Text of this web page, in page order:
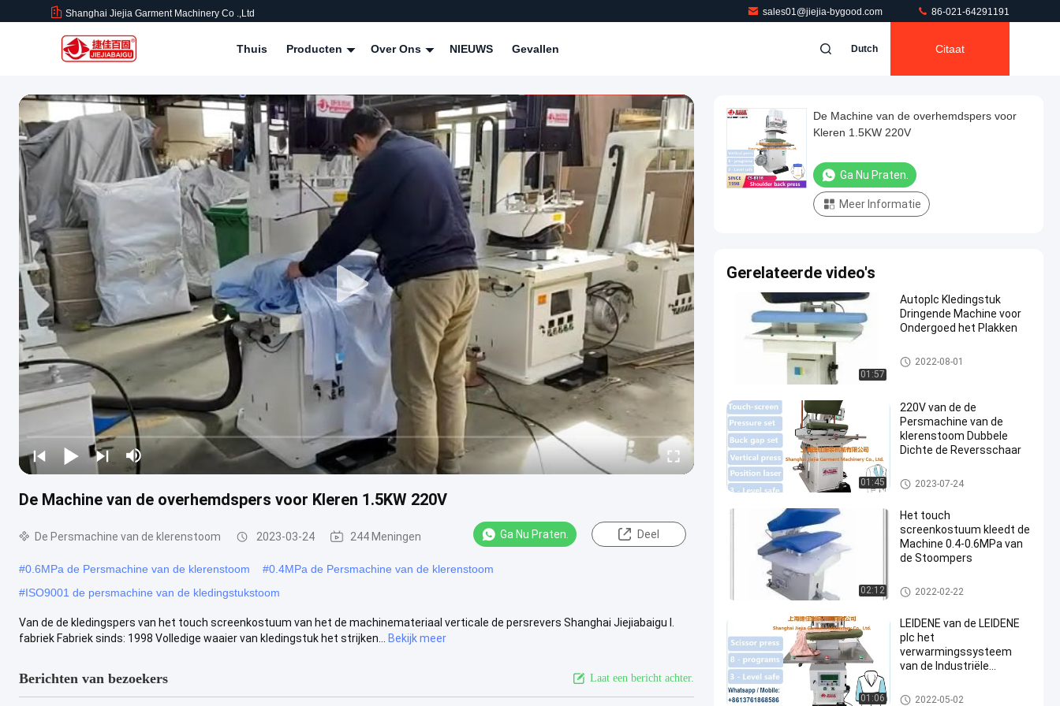
Shanghai Jiejia Garment Machinery Co .,ltd sales01@jiejia-bygood.com 86-021-64291191
Thuis Producten Over Ons NIEUWS Gevallen Dutch Citaat
De Machine van de overhemdspers voor Kleren 1.5KW 220V
De Persmachine van de klerenstoom 2023-03-24 244 Meningen Ga Nu Praten. Deel
#0.6MPa de Persmachine van de klerenstoom #0.4MPa de Persmachine van de klerenstoom
#ISO9001 de persmachine van de kledingstukstoom
Van de de kledingspers van het touch screenkostuum van het de machinemateriaal verticale de persrevers Shanghai Jiejiabaigu I.
fabriek Fabriek sinds: 1998 Volledige waaier van kledingstuk het strijken...
Bekijk meer
Berichten van bezoekers Laat een bericht achter.
De Machine van de overhemdspers voor
Kleren 1.5KW 220V
Ga Nu Praten.
Meer Informatie
Gerelateerde video's
01:57
Autoplc Kledingstuk
Dringende Machine voor
Ondergoed het Plakken
Kledingstuk Dringende Machin
e
2022-08-01
01:45
220V van de de
Persmachine van de
klerenstoom Dubbele
Dichte de Reversschaar
De Persmachine van de kleren
stoom
2023-07-24
02:12
Het touch
screenkostuum kleedt de
Machine 0.4-0.6MPa van
de Stoompers
De Persmachine van de kleren
stoom
2022-02-22
01:06
LEIDENE van de LEIDENE
plc het
verwarmingssysteem
van de Industriële
Dringende Machine PLC
De Persmachine van de kleren
2022-05-02